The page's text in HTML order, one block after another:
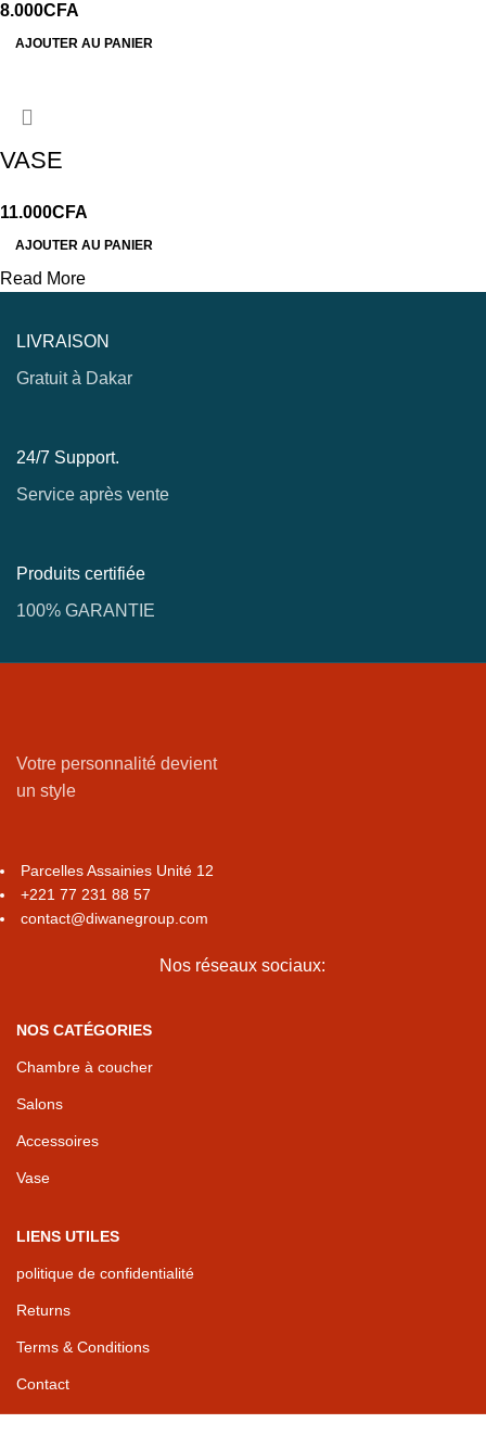
8.000CFA
AJOUTER AU PANIER
VASE
11.000CFA
AJOUTER AU PANIER
Read More
LIVRAISON
Gratuit à Dakar
24/7 Support.
Service après vente
Produits certifiée
100% GARANTIE
Votre personnalité devient
un style
Parcelles Assainies Unité 12
+221 77 231 88 57
contact@diwanegroup.com
Nos réseaux sociaux:
NOS CATÉGORIES
Chambre à coucher
Salons
Accessoires
Vase
LIENS UTILES
politique de confidentialité
Returns
Terms & Conditions
Contact